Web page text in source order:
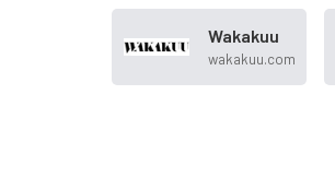
Wakakuu
wakakuu.com